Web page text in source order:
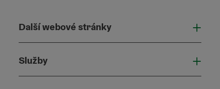
Další webové stránky
Služby